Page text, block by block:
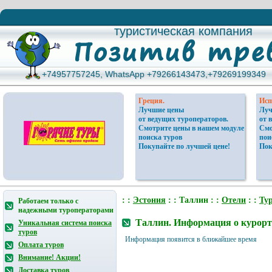
туристическая компания
туристическая компания
+74957757245, WhatsApp +79266143473,+79269199349
+74957757245, WhatsApp +79266143473,+79269199349
Греция.
Лучшие цены
от ведущих туроператоров.
Смотрите цены в нашем модуле
поиска туров
Покупайте по лучшей цене!
от
Работаем только с
надежными туроператорами
Уникальная система поиска
туров
Оплата туров
Внимание! Акции!
Доставка туров
: : Эстония : : Таллин : : Отели : :
Таллин. Информация о
Информация появится в ближайшее время